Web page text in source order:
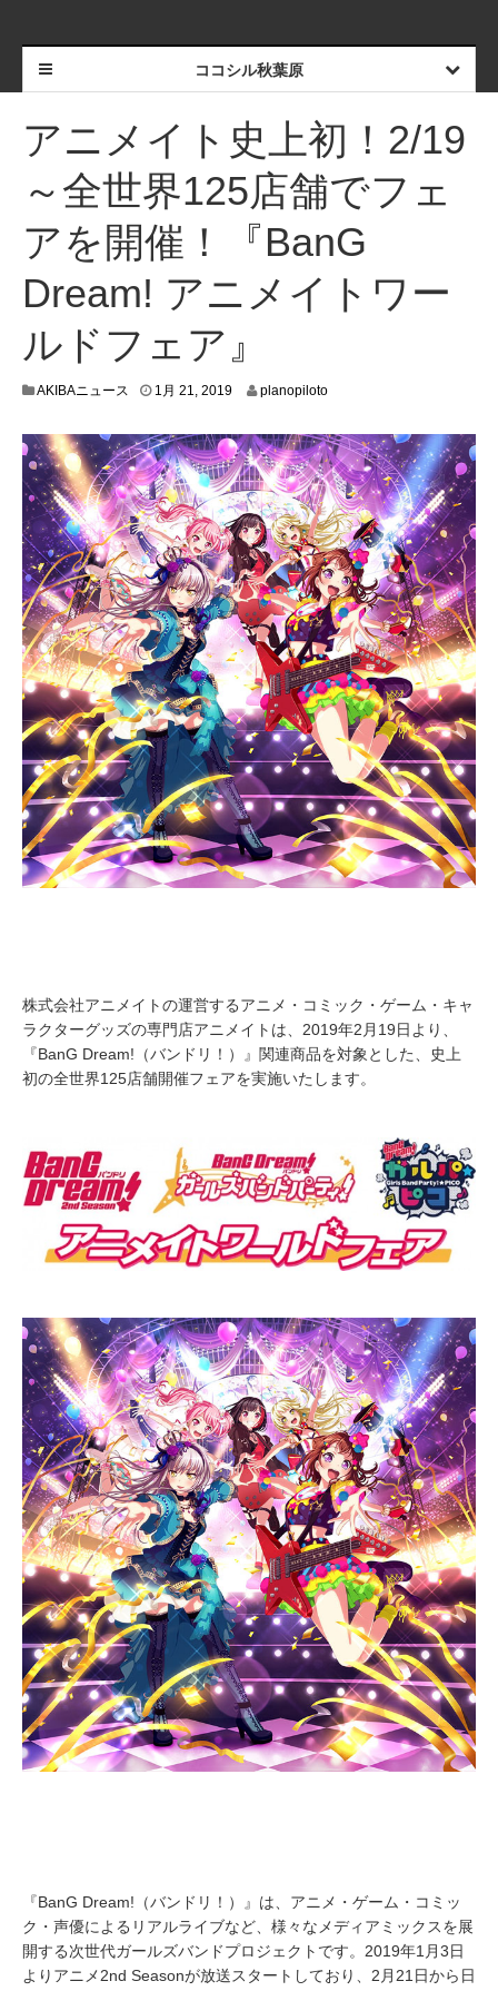
ココシル秋葉原
アニメイト史上初！2/19
～全世界125店舗でフェ
アを開催！『BanG
Dream! アニメイトワー
ルドフェア』
AKIBAニュース 1月 21, 20191
5
,
2
0
1
9
planopiloto
株式会社アニメイトの運営するアニメ・コミック・ゲーム・キャ
ラクターグッズの専門店アニメイトは、2019年2月19日より、
『BanG Dream!（バンドリ！）』関連商品を対象とした、史上
初の全世界125店舗開催フェアを実施いたします。
『BanG Dream!（バンドリ！）』は、アニメ・ゲーム・コミッ
ク・声優によるリアルライブなど、様々なメディアミックスを展
開する次世代ガールズバンドプロジェクトです。2019年1月3日
よりアニメ2nd Seasonが放送スタートしており、2月21日から日